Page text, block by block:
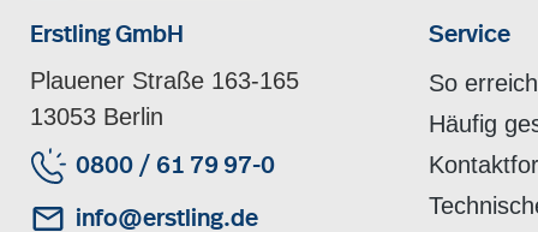
Erstling GmbH
Plauener Straße 163-165
13053 Berlin
0800 / 61 79 97-0
info@erstling.de
Service
So
Häufig